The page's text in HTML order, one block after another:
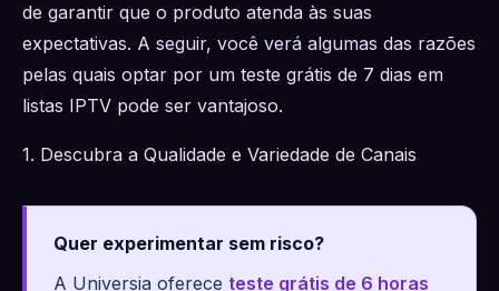
de garantir que o produto atenda às suas
expectativas. A seguir, você verá algumas das razões
pelas quais optar por um teste grátis de 7 dias em
listas IPTV pode ser vantajoso.
1. Descubra a Qualidade e Variedade de Canais
Quer experimentar sem risco?
A Universia oferece teste grátis de 6 horas